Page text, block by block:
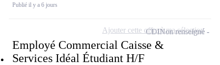
Publié il y a 6 jours
Employé Commercial Caisse &
Services Idéal Étudiant H/F
CDINon renseigné
Ajouter cette offre à ma sélection